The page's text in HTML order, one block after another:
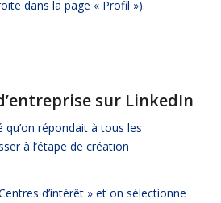
dans la page « Profil »).
sur LinkedIn
qu’on répondait à tous les
à l’étape de création
d’intérêt » et on sélectionne